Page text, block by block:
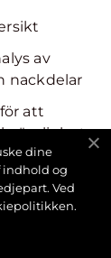
av
nackdelar
att
och
dine
indhold og
Ved